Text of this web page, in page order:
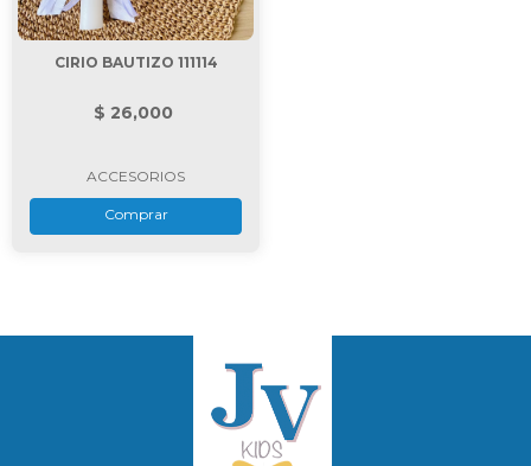
CIRIO BAUTIZO 111114
$ 26,000
ACCESORIOS
Comprar